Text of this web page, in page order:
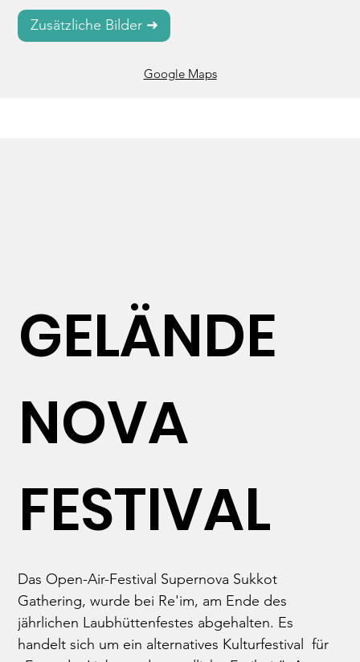
Google Maps
Zusätzliche Bilder ➜
GELÄNDE
NOVA
FESTIVAL
Das Open-Air-Festival Supernova Sukkot
Gathering, wurde bei Re'im, am Ende des
jährlichen Laubhüttenfestes abgehalten. Es
handelt sich um ein alternatives Kulturfestival  für